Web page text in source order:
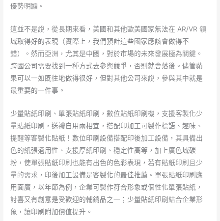
優勢明顯。
這並不是說，從長期來看，美國和其他歐美國家無法在 AR/VR 領
域取得好的表現（實際上，我們預計這些國家應該會做得不
錯）。然而亞洲，尤其是中國，對於市場的未來發展極為關鍵。
跨國公司需要找到一種方式去參與競爭，否則就會落後。儘管蘋
果可以一如既往地做得很好，但對其他公司來說，參與其中就是
最重要的一件事。
少量貼紙印刷、單張貼紙印刷，數位貼紙印刷機，支援客製化少
量貼紙印刷，送禮自用兩相宜，搭配印加工可製作標語、趣味、
提醒等客製化貼紙！數位印刷設備搭配印後加工設備，其具備出
色的紙張適用性、支援厚紙印刷、穩定性高等，加上廣色域碳
粉，使單張貼紙印刷也能有出色的色彩表現，若有貼紙印刷且少
量的需求，印後加工設備是客製化的最佳推薦。單張貼紙印刷應
用面廣，以年節為例，企業可製作符合形象或個性化單張貼紙，
討喜又有創意是受歡迎的輔銷品之一；少量貼紙印刷結合企業形
象，讓印刷附加價值提升。